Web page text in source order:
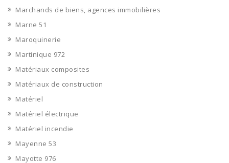
Marchands de biens, agences immobilières
Marne 51
Maroquinerie
Martinique 972
Matériaux composites
Matériaux de construction
Matériel
Matériel électrique
Matériel incendie
Mayenne 53
Mayotte 976